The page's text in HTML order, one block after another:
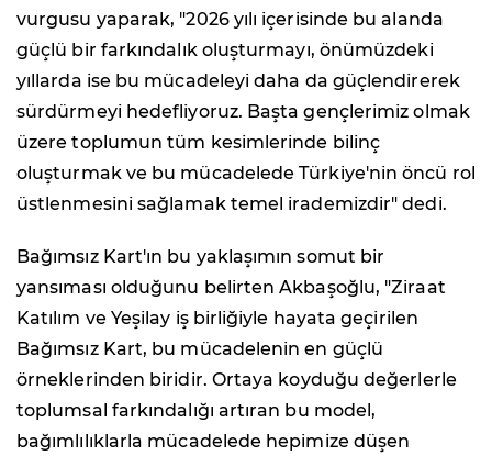
vurgusu yaparak, "2026 yılı içerisinde bu alanda
güçlü bir farkındalık oluşturmayı, önümüzdeki
yıllarda ise bu mücadeleyi daha da güçlendirerek
sürdürmeyi hedefliyoruz. Başta gençlerimiz olmak
üzere toplumun tüm kesimlerinde bilinç
oluşturmak ve bu mücadelede Türkiye'nin öncü rol
üstlenmesini sağlamak temel irademizdir" dedi.
Bağımsız Kart'ın bu yaklaşımın somut bir
yansıması olduğunu belirten Akbaşoğlu, "Ziraat
Katılım ve Yeşilay iş birliğiyle hayata geçirilen
Bağımsız Kart, bu mücadelenin en güçlü
örneklerinden biridir. Ortaya koyduğu değerlerle
toplumsal farkındalığı artıran bu model,
bağımlılıklarla mücadelede hepimize düşen